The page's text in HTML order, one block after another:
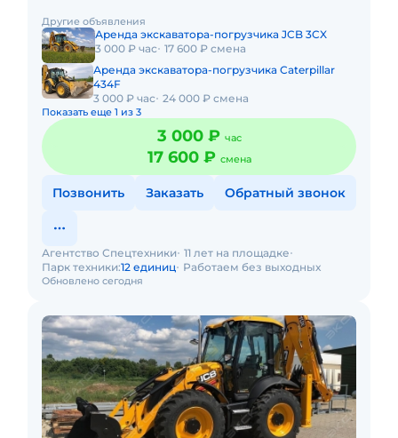
Другие объявления
Аренда экскаватора-погрузчика JCB 3CX
3 000 ₽ час 17 600 ₽ смена
Аренда экскаватора-погрузчика Caterpillar
434F
3 000 ₽ час
24 000 ₽ смена
Показать еще 1 из 3
3 000 ₽ час
17 600 ₽ смена
Позвонить Заказать Обратный звонок
Обновлено сегодня
Агентство Спецтехники 11 лет на площадке
Парк техники:12 единиц Работаем без выходных